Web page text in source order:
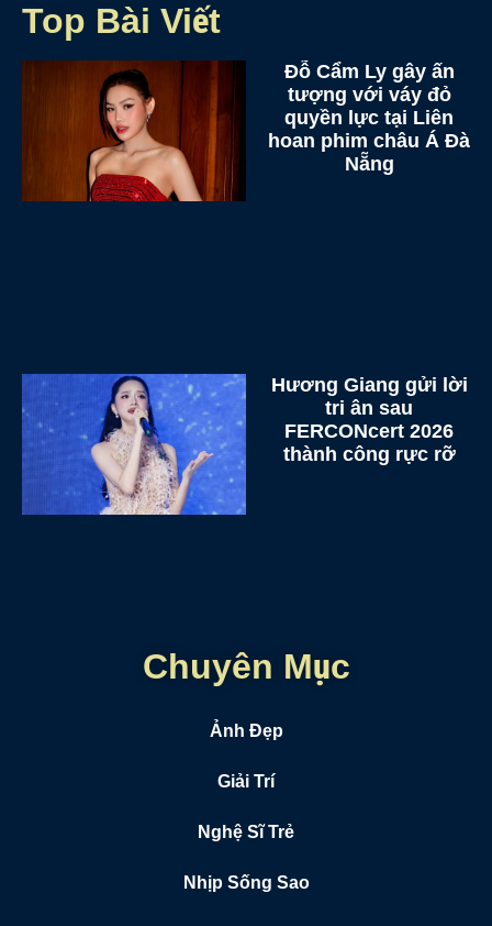
Top Bài Viết
Đỗ Cẩm Ly gây ấn
tượng với váy đỏ
quyền lực tại Liên
hoan phim châu Á Đà
Nẵng
Hương Giang gửi lời
tri ân sau
FERCONcert 2026
thành công rực rỡ
Chuyên Mục
Ảnh Đẹp
Giải Trí
Nghệ Sĩ Trẻ
Nhịp Sống Sao